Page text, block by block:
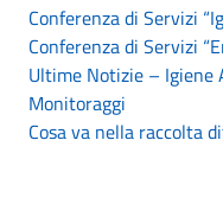
Conferenza di Servizi
Conferenza di Servizi
Ultime Notizie – Igiene
Monitoraggi
Cosa va nella raccolta